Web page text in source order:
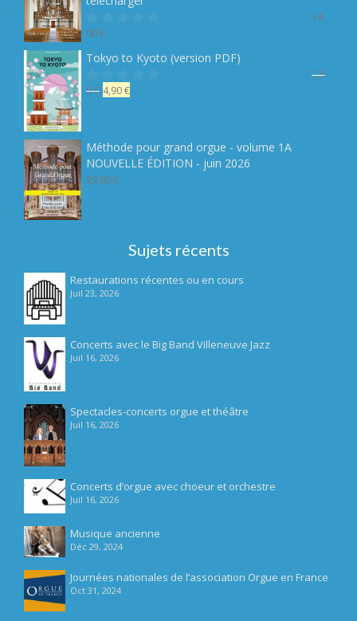
14,
00€
Tokyo to Kyoto (version PDF)
7,9
0€ Le
7,90 €.
4,90€Le
4,90 €.
Méthode pour grand orgue - volume 1A
NOUVELLE ÉDITION - juin 2026
29,90€
Sujets récents
Restaurations récentes ou en cours
Juil 23, 2026
Concerts avec le Big Band Villeneuve Jazz
Juil 16, 2026
Spectacles-concerts orgue et théâtre
Juil 16, 2026
Concerts d’orgue avec choeur et orchestre
Juil 16, 2026
Musique ancienne
Déc 29, 2024
Journées nationales de l’association Orgue en France
Oct 31, 2024